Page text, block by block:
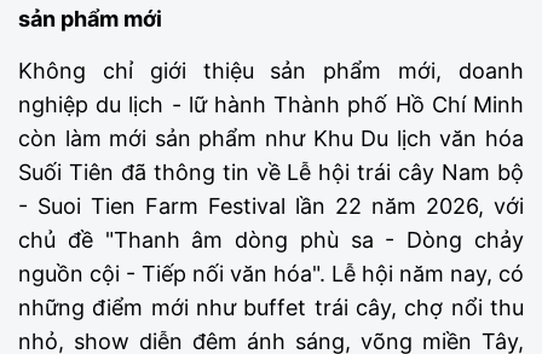
sản phẩm mới
Không chỉ giới thiệu sản phẩm mới, doanh
nghiệp du lịch - lữ hành Thành phố Hồ Chí Minh
còn làm mới sản phẩm như Khu Du lịch văn hóa
Suối Tiên đã thông tin về Lễ hội trái cây Nam bộ
- Suoi Tien Farm Festival lần 22 năm 2026, với
chủ đề "Thanh âm dòng phù sa - Dòng chảy
nguồn cội - Tiếp nối văn hóa". Lễ hội năm nay, có
những điểm mới như buffet trái cây, chợ nổi thu
nhỏ, show diễn đêm ánh sáng, võng miền Tây,